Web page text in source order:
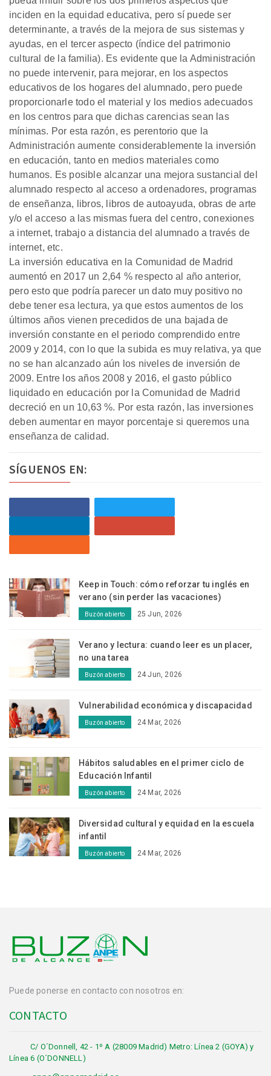
inciden en la equidad educativa, pero sí puede ser
determinante, a través de la mejora de sus sistemas y
ayudas, en el tercer aspecto (índice del patrimonio
cultural de la familia). Es evidente que la Administración
no puede intervenir, para mejorar, en los aspectos
educativos de los hogares del alumnado, pero puede
proporcionarle todo el material y los medios adecuados
en los centros para que dichas carencias sean las
mínimas. Por esta razón, es perentorio que la
Administración aumente considerablemente la inversión
en educación, tanto en medios materiales como
humanos. Es posible alcanzar una mejora sustancial del
alumnado respecto al acceso a ordenadores, programas
de enseñanza, libros, libros de autoayuda, obras de arte
y/o el acceso a las mismas fuera del centro, conexiones
a internet, trabajo a distancia del alumnado a través de
internet, etc.
La inversión educativa en la Comunidad de Madrid
aumentó en 2017 un 2,64 % respecto al año anterior,
pero esto que podría parecer un dato muy positivo no
debe tener esa lectura, ya que estos aumentos de los
últimos años vienen precedidos de una bajada de
inversión constante en el periodo comprendido entre
2009 y 2014, con lo que la subida es muy relativa, ya que
no se han alcanzado aún los niveles de inversión de
2009. Entre los años 2008 y 2016, el gasto público
liquidado en educación por la Comunidad de Madrid
decreció en un 10,63 %. Por esta razón, las inversiones
deben aumentar en mayor porcentaje si queremos una
enseñanza de calidad.
SÍGUENOS EN:
Keep in Touch: cómo reforzar tu inglés en
verano (sin perder las vacaciones)
Buzón abierto 25 Jun, 2026
Verano y lectura: cuando leer es un placer,
no una tarea
Buzón abierto 24 Jun, 2026
Vulnerabilidad económica y discapacidad
Buzón abierto 24 Mar, 2026
Hábitos saludables en el primer ciclo de
Educación Infantil
Buzón abierto 24 Mar, 2026
Diversidad cultural y equidad en la escuela
infantil
Buzón abierto 24 Mar, 2026
Puede ponerse en contacto con nosotros en:
CONTACTO
C/ O´Donnell, 42 - 1º A (28009 Madrid) Metro: Línea 2 (GOYA) y
Línea 6 (O´DONNELL)